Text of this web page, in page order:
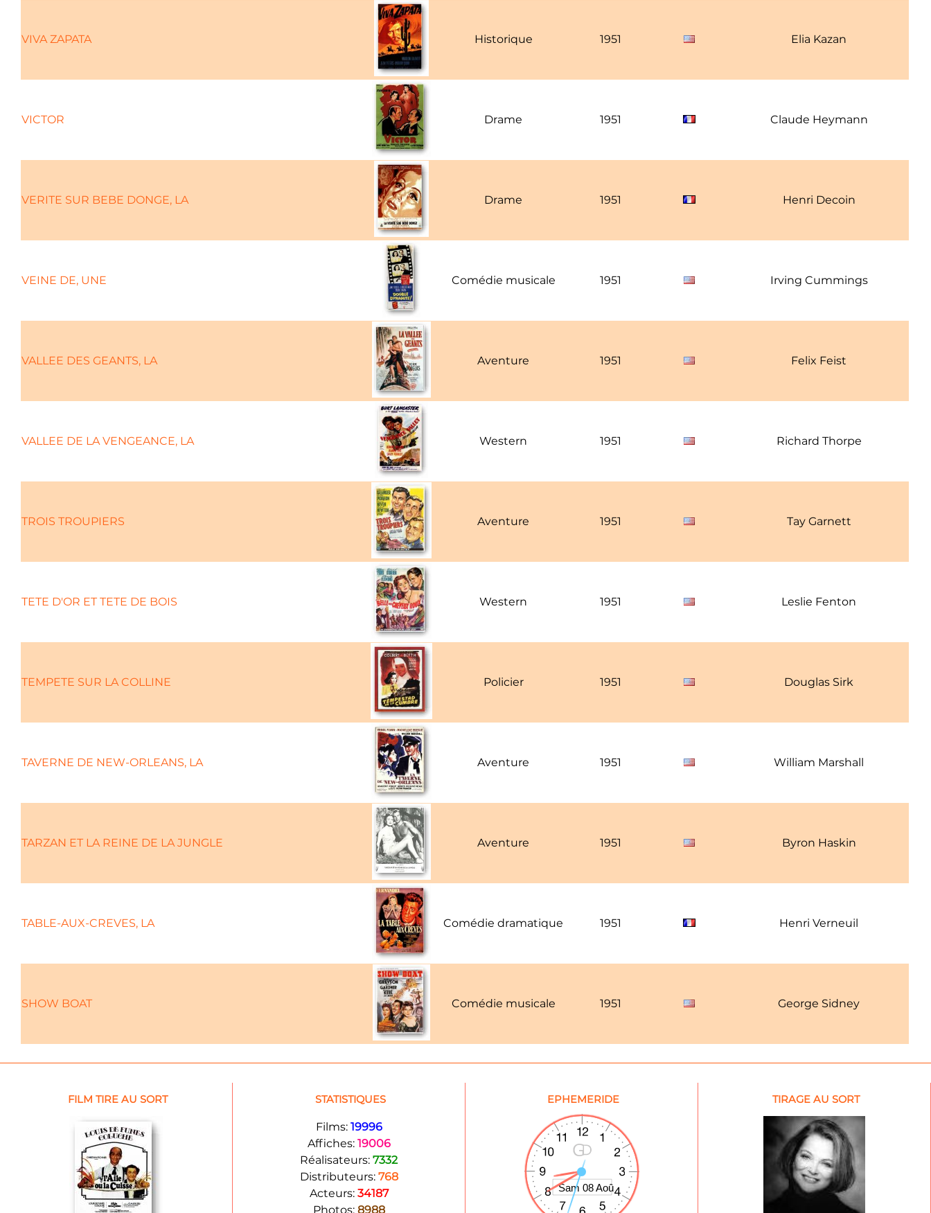
VIVA ZAPATA Historique 1951 Elia Kazan
VICTOR Drame 1951 Claude Heymann
VERITE SUR BEBE DONGE, LA Drame 1951 Henri Decoin
VEINE DE, UNE Comédie musicale 1951 Irving Cummings
VALLEE DES GEANTS, LA Aventure 1951 Felix Feist
VALLEE DE LA VENGEANCE, LA Western 1951 Richard Thorpe
TROIS TROUPIERS Aventure 1951 Tay Garnett
TETE D'OR ET TETE DE BOIS Western 1951 Leslie Fenton
TEMPETE SUR LA COLLINE Policier 1951 Douglas Sirk
TAVERNE DE NEW-ORLEANS, LA Aventure 1951 William Marshall
TARZAN ET LA REINE DE LA JUNGLE Aventure 1951 Byron Haskin
TABLE-AUX-CREVES, LA Comédie dramatique 1951 Henri Verneuil
SHOW BOAT Comédie musicale 1951 George Sidney
FILM TIRE AU SORT STATISTIQUES
Films: 19996
Affiches: 19006
Réalisateurs: 7332
Distributeurs: 768
Acteurs: 34187
Photos: 8988
EPHEMERIDE TIRAGE AU SORT